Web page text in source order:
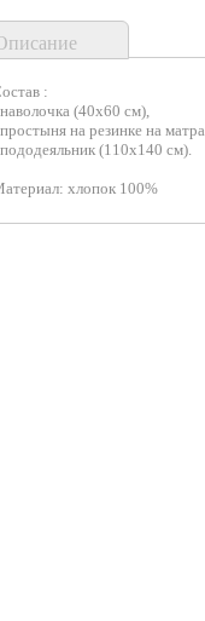
:
(40х60 см),
на резинке на
(110х140 см).
хлопок 100%